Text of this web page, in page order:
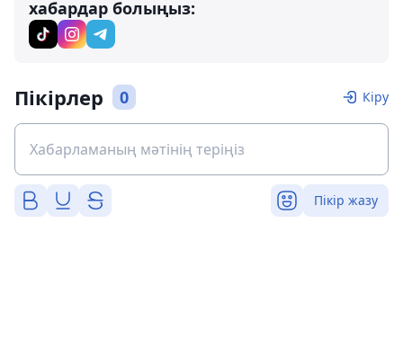
хабардар болыңыз:
Пікірлер 0 Кіру
Пікір жазу